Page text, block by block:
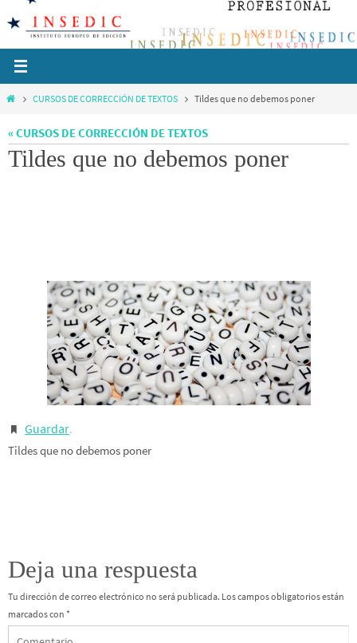
contenido
InicioCURSOS DE CORRECCIÓN DE TEXTOS Tildes que no debemos poner
« CURSOS DE CORRECCIÓN DE TEXTOS
Tildes que no debemos poner
Guardar.
Tildes que no debemos poner
Deja una respuesta
Tu dirección de correo electrónico no será publicada. Los campos obligatorios están
marcados con *